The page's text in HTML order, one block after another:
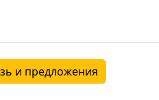
и предложения